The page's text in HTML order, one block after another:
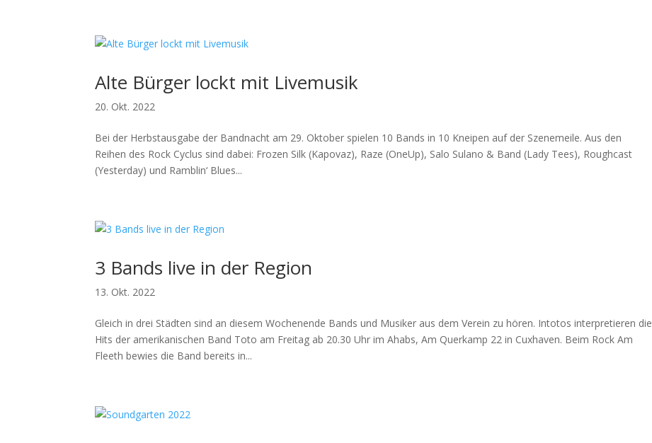
Alte Bürger lockt mit Livemusik
20. Okt. 2022
Bei der Herbstausgabe der Bandnacht am 29. Oktober spielen 10 Bands in 10 Kneipen auf der Szenemeile. Aus den
Reihen des Rock Cyclus sind dabei: Frozen Silk (Kapovaz), Raze (OneUp), Salo Sulano & Band (Lady Tees), Roughcast
(Yesterday) und Ramblin‘ Blues...
3 Bands live in der Region
13. Okt. 2022
Gleich in drei Städten sind an diesem Wochenende Bands und Musiker aus dem Verein zu hören. Intotos interpretieren die
Hits der amerikanischen Band Toto am Freitag ab 20.30 Uhr im Ahabs, Am Querkamp 22 in Cuxhaven. Beim Rock Am
Fleeth bewies die Band bereits in...